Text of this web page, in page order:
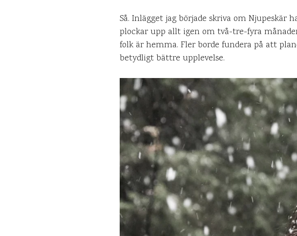
Så. Inlägget jag började skriva om Njupeskär
plockar upp allt igen om två-tre-fyra
folk är hemma. Fler borde fundera på att
betydligt bättre upplevelse.